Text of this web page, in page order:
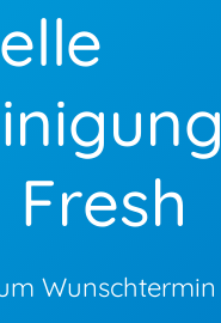
Wunschtermin